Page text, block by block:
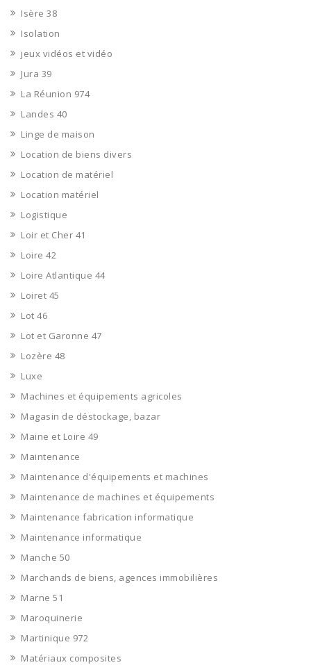
Isère 38
Isolation
jeux vidéos et vidéo
Jura 39
La Réunion 974
Landes 40
Linge de maison
Location de biens divers
Location de matériel
Location matériel
Logistique
Loir et Cher 41
Loire 42
Loire Atlantique 44
Loiret 45
Lot 46
Lot et Garonne 47
Lozère 48
Luxe
Machines et équipements agricoles
Magasin de déstockage, bazar
Maine et Loire 49
Maintenance
Maintenance d'équipements et machines
Maintenance de machines et équipements
Maintenance fabrication informatique
Maintenance informatique
Manche 50
Marchands de biens, agences immobilières
Marne 51
Maroquinerie
Martinique 972
Matériaux composites